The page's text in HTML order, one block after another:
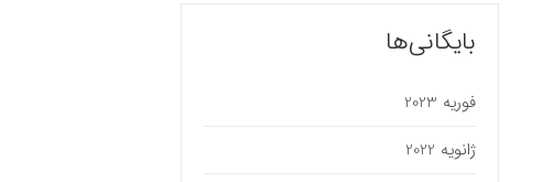
بایگانی‌ها
فوریه 2023
ژانویه 2022